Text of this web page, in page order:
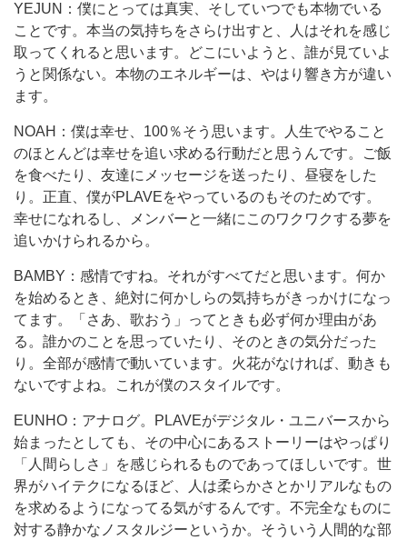
YEJUN：僕にとっては真実、そしていつでも本物でいる
ことです。本当の気持ちをさらけ出すと、人はそれを感じ
取ってくれると思います。どこにいようと、誰が見ていよ
うと関係ない。本物のエネルギーは、やはり響き方が違い
ます。
NOAH：僕は幸せ、100％そう思います。人生でやること
のほとんどは幸せを追い求める行動だと思うんです。ご飯
を食べたり、友達にメッセージを送ったり、昼寝をした
り。正直、僕がPLAVEをやっているのもそのためです。
幸せになれるし、メンバーと一緒にこのワクワクする夢を
追いかけられるから。
BAMBY：感情ですね。それがすべてだと思います。何か
を始めるとき、絶対に何かしらの気持ちがきっかけになっ
てます。「さあ、歌おう」ってときも必ず何か理由があ
る。誰かのことを思っていたり、そのときの気分だった
り。全部が感情で動いています。火花がなければ、動きも
ないですよね。これが僕のスタイルです。
EUNHO：アナログ。PLAVEがデジタル・ユニバースから
始まったとしても、その中心にあるストーリーはやっぱり
「人間らしさ」を感じられるものであってほしいです。世
界がハイテクになるほど、人は柔らかさとかリアルなもの
を求めるようになってる気がするんです。不完全なものに
対する静かなノスタルジーというか。そういう人間的な部